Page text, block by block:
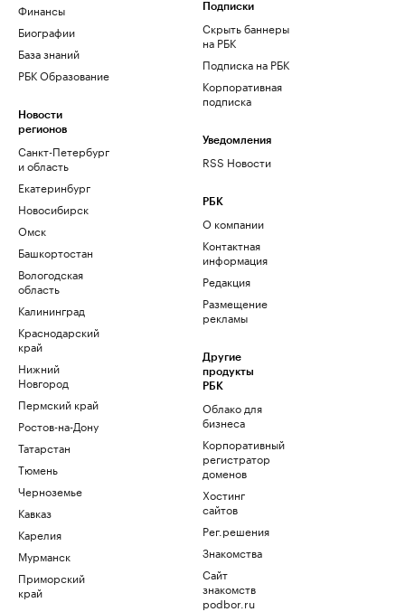
Финансы
Биографии
База знаний
РБК Образование
Новости
регионов
Санкт-Петербург
и область
Екатеринбург
Новосибирск
Омск
Башкортостан
Вологодская
область
Калининград
Краснодарский
край
Нижний
Новгород
Пермский край
Ростов-на-Дону
Татарстан
Тюмень
Черноземье
Кавказ
Карелия
Мурманск
Приморский
край
Подписки
Скрыть баннеры
на РБК
Подписка на РБК
Корпоративная
подписка
Уведомления
RSS Новости
РБК
О компании
Контактная
информация
Редакция
Размещение
рекламы
Другие
продукты
РБК
Облако для
бизнеса
Корпоративный
регистратор
доменов
Хостинг
сайтов
Рег.решения
Знакомства
Сайт
знакомств
podbor.ru